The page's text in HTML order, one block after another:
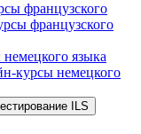
французского
французского
языка
курсы немецкого
ILS